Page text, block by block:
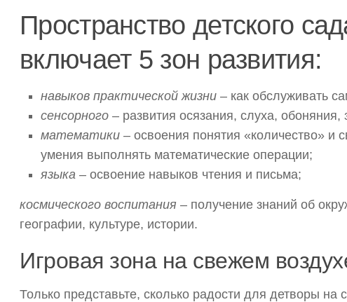
Пространство детского
включает 5 зон развития:
навыков практической жизни – как обслуживать
сенсорного – развития осязания, слуха, обоняния,
математики – освоения понятия «количество» и
умения выполнять математические операции;
языка – освоение навыков чтения и письма;
космического воспитания – получение знаний об
географии, культуре, истории.
Игровая зона на свежем
Только представьте, сколько радости для детворы на